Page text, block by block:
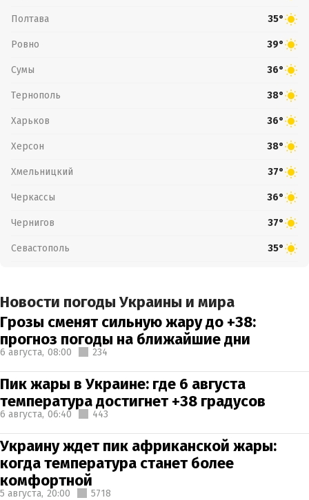
Полтава 35°
Ровно 39°
Сумы 36°
Тернополь 38°
Харьков 36°
Херсон 38°
Хмельницкий 37°
Черкассы 36°
Чернигов 37°
Севастополь 35°
Новости погоды Украины и мира
Грозы сменят сильную жару до +38:
прогноз погоды на ближайшие дни
6 августа, 08:00 234
Пик жары в Украине: где 6 августа
температура достигнет +38 градусов
6 августа, 06:40 443
Украину ждет пик африканской жары:
когда температура станет более
комфортной
5 августа, 20:00 5718